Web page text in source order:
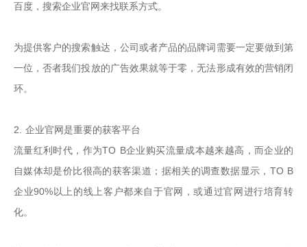
百度，搜索企业官网来找联系方式。
为提供客户的搜索触达，公司或者产品的品牌词需要一定要做到第
一位，否者我们投放的广告效果就等于零，无法形成有效的营销闭
环。
2. 企业官网是重要的获客平台
流量红利时代，作为TO B企业购买流量成本越来越高，而企业的
自媒体却是价比很高的获客渠道；据相关的调查数据显示，TO B
企业90%以上的线上客户都来自于官网，或通过官网进行培育转
化。